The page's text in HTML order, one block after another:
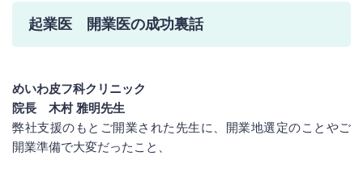
起業医 開業医の成功裏話
めいわ皮フ科クリニック
院長 木村 雅明先生
弊社支援のもとご開業された先生に、開業地選定のことやご
開業準備で大変だったこと、